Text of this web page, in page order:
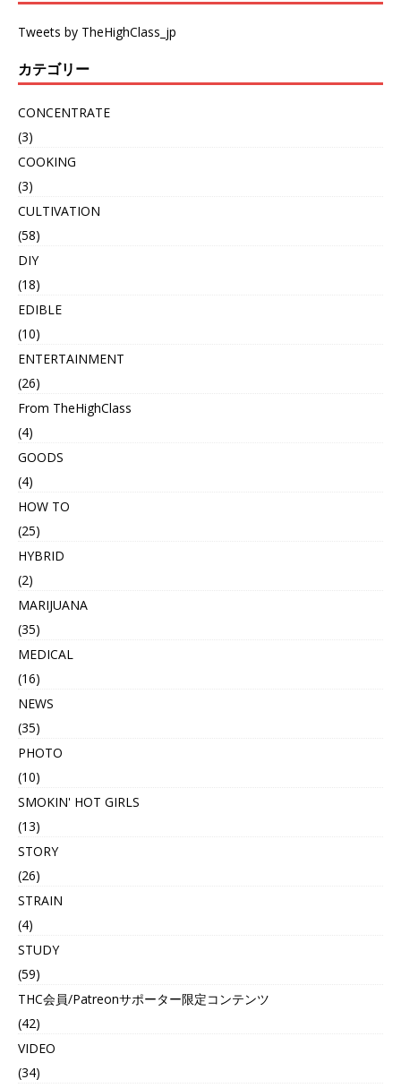
Tweets by TheHighClass_jp
カテゴリー
CONCENTRATE
(3)
COOKING
(3)
CULTIVATION
(58)
DIY
(18)
EDIBLE
(10)
ENTERTAINMENT
(26)
From TheHighClass
(4)
GOODS
(4)
HOW TO
(25)
HYBRID
(2)
MARIJUANA
(35)
MEDICAL
(16)
NEWS
(35)
PHOTO
(10)
SMOKIN' HOT GIRLS
(13)
STORY
(26)
STRAIN
(4)
STUDY
(59)
THC会員/Patreonサポーター限定コンテンツ
(42)
VIDEO
(34)